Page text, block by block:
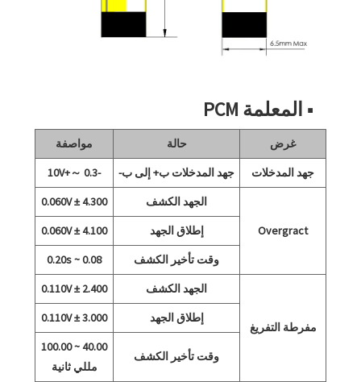
■ المعلمة PCM
غرض حالة
مواصفة
جهد المدخلات
جهد المدخلات ب+ إلى ب- -0.3 ～+10V
Overgract
الجهد الكشف
4.300 ± 0.060V
إطلاق الجهد
4.100 ± 0.060V
وقت تأخير الكشف
0.08 ~ 0.20s
مفرطة التفريغ
الجهد الكشف
2.400 ± 0.110V
إطلاق الجهد
3.000 ± 0.110V
وقت تأخير الكشف
40.00 ~ 100.00
مللي ثانية